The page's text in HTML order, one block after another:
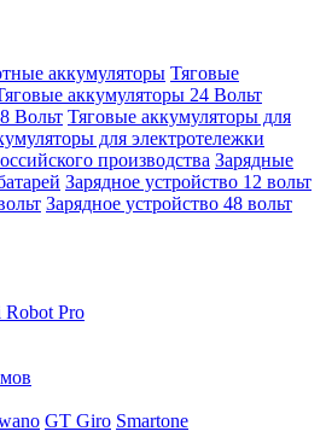
аккумуляторы Тяговые
аккумуляторы 24 Вольт
Вольт Тяговые аккумуляторы для
для электротележки
производства Зарядные
Зарядное устройство 12 вольт
Зарядное устройство 48 вольт
Pro
GT Giro Smartone